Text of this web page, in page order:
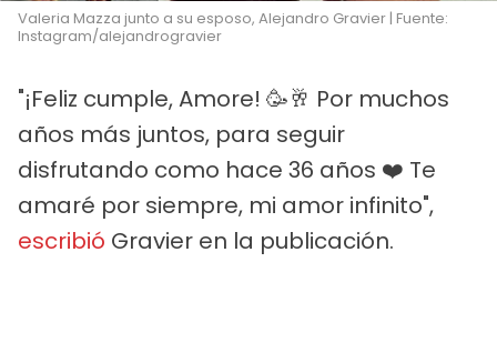
Valeria Mazza junto a su esposo, Alejandro Gravier | Fuente:
Instagram/alejandrogravier
"¡Feliz cumple, Amore! 🥳🥂 Por muchos
años más juntos, para seguir
disfrutando como hace 36 años ❤️ Te
amaré por siempre, mi amor infinito",
escribió Gravier en la publicación.